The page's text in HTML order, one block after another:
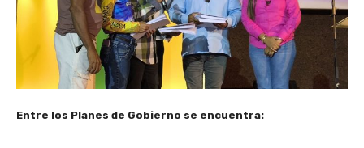
Entre los Planes de Gobierno se encuentra: